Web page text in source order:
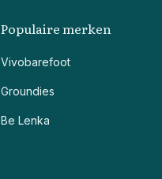
Populaire merken
Vivobarefoot
Groundies
Be Lenka